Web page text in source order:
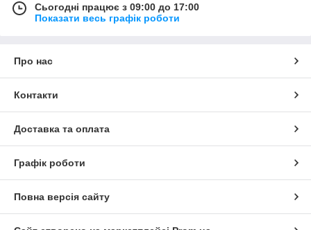
Сьогодні працює з 09:00 до 17:00
Показати весь графік роботи
Про нас
Контакти
Доставка та оплата
Графік роботи
Повна версія сайту